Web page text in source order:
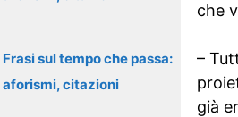
che
–
già
Frasi sul tempo che passa:
aforismi, citazioni